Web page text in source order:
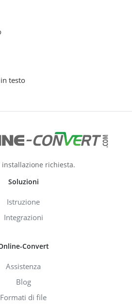
testo
installazione richiesta.
Soluzioni
Istruzione
Integrazioni
Convert
Assistenza
Blog
Formati di file